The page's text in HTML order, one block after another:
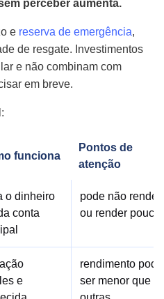
perceber aumenta.
e reserva de emergência,
de resgate. Investimentos
e não combinam com
em breve.
funciona
Pontos de
atenção
o dinheiro
conta
pode não render
ou render pouco
e
rendimento pode
ser menor que